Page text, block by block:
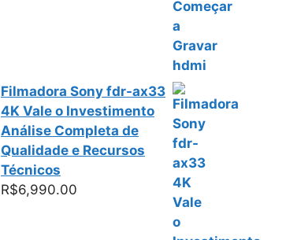
Filmadora Sony fdr-ax33
4K Vale o Investimento
Análise Completa de
Qualidade e Recursos
Técnicos
R$6,990.00